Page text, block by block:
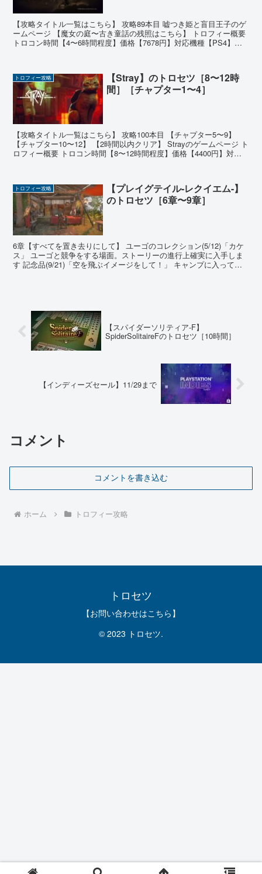
【攻略タイトル一覧はこちら】 攻略89本目 嘘つき姫と盲目王子のゲ
ームページ 【魔女の庭〜古き童話の残照はこちら】 トロフィー概要
トロコン時間【4〜6時間程度】価格【7678円】対応機種【PS4】取
トロフィー攻略
【Stray】のトロセツ［8〜12時
間］［チャプター1〜4］
【攻略タイトル一覧はこちら】 攻略100本目 【チャプター5〜9】
【チャプター10〜12】 【2時間以内クリア】 Strayのゲームページ ト
ロフィー概要 トロコン時間【8〜12時間程度】価格【4400円】対応
トロフィー攻略
【プレイグテイル-レクイエム-】
のトロセツ［6章〜9章］
6章【すべてを置き去りにして】 ユーゴのコレクション(5/12)「カケ
ス」 ユーゴと競争をする場面。ストーリーの進行上確実に入手しま
す 記念品(9/21)「空を飛ぶイメージをして！」 キャンプに入ってき
【スパイダーソリティア-F】
SpiderSolitaireFのトロセツ［10時間］
【インディーズセール】11/29まで
コメント
コメントを書き込む
ホーム トロフィー攻略
トロセツ
【お問い合わせはこちら】
© 2023 トロセツ.